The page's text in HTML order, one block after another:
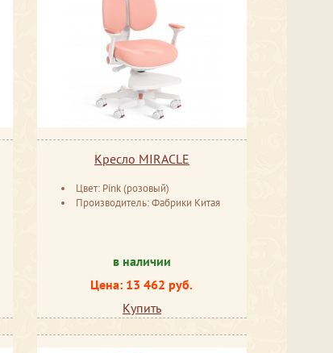
Кресло MIRACLE
Цвет: Pink (розовый)
Производитель: Фабрики Китая
в наличии
Цена: 13 462 руб.
Купить